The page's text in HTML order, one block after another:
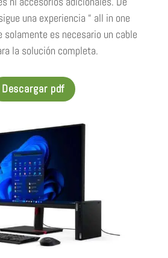
una experiencia “ all in one
solamente es necesario un cable
la solución completa.
Descargar pdf